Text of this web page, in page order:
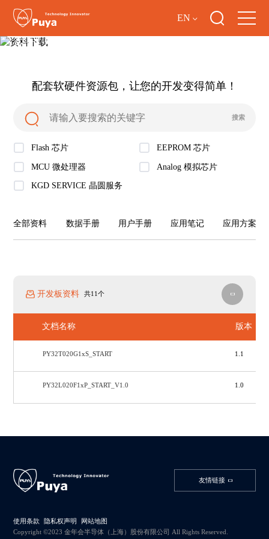
EN
资料下载
配套软硬件资源包，让您的开发变得简单！
Flash 芯片 EEPROM 芯片
MCU 微处理器 Analog 模拟芯片
KGD SERVICE 晶圆服务
全部资料 数据手册 用户手册 应用笔记 应用方案
开发板资料 共11个
文档名称 版本
PY32T020G1xS_START 1.1
PY32L020F1xP_START_V1.0 1.0
友情链接
使用条款 隐私权声明
网站地图
Copyright ©2023 金年会半导体（上海）股份有限公司 All Rights Reserved.